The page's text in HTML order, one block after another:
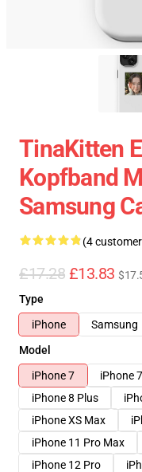
TinaKitten
Kopfband
Samsung
(4
£17.28 £13.83
Type
iPhone
Samsung
Model
iPhone 7
iPhone
iPhone 8 Plus
iPhone XS Max
iPhone 11 Pro Max
iPhone 12 Pro